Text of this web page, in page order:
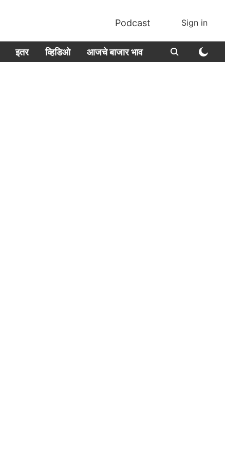
Podcast Sign in
इतर व्हिडिओ आजचे बाजार भाव